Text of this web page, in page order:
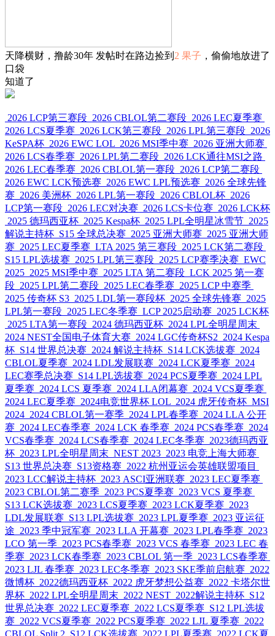
天降横财，撸龄30年 发帖时在路边捡到 2 果子 ，偷偷地放进了
口袋
知道了
2026 LCP第三赛段 2026 CBLOL第二赛段 2026 LEC夏季赛
2026 LCS夏季赛 2026 LCK第三赛段 2026 LPL第三赛段 2026
KeSPA杯 2026 EWC LOL 2026 MSI季中赛 2026 亚洲大师赛
2026 LCS春季赛 2026 LPL第二赛段 2026 LCK通往MSI之路
2026 LEC春季赛 2026 CBLOL第一赛段 2026 LCP第二赛段
2026 EWC LCK预选赛 2026 EWC LPL预选赛 2026 全球先锋
赛 2026 美洲杯 2026 LPL第一赛段 2026 CBLOL杯 2026
LCP第一赛段 2026 LEC对决赛 2026 LCS卡位赛 2026 LCK杯
2025 德玛西亚杯 2025 Kespa杯 2025 LPL全明星冰雪节 2025
解说主持杯 S15 全球总决赛 2025 亚洲大师赛 2025 亚洲大师
赛 2025 LEC夏季赛 LTA 2025 第三赛段 2025 LCK第二赛段
S15 LPL选拔赛 2025 LPL第三赛段 2025 LCP赛季决赛 EWC
2025 2025 MSI季中赛 2025 LTA 第二赛段 LCK 2025 第一赛
段 2025 LPL第二赛段 2025 LEC春季赛 2025 LCP 中赛季
2025 传奇杯 S3 2025 LDL第一赛段杯 2025 全球先锋赛 2025
LPL第一赛段 2025 LEC冬季赛 LCP 2025启动赛 2025 LCK杯
2025 LTA第一赛段 2024 德玛西亚杯 2024 LPL全明星周末
2024 NEST全国电子体育大赛 2024 LGC传奇杯S2 2024 Kespa
杯 S14 世界总决赛 2024 解说主持杯 S14 LCK选拔赛 2024
CBLOL夏季赛 2024 LDL发展联赛 2024 LCK夏季赛 2024
LEC赛季总决赛 S14 LPL选拔赛 2024 PCS夏季赛 2024 LPL
夏季赛 2024 LCS 夏季赛 2024 LLA闭幕赛 2024 VCS夏季赛
2024 LEC夏季赛 2024电竞世界杯 LOL 2024 虎牙传奇杯 MSI
2024 2024 CBLOL第一赛季 2024 LPL春季赛 2024 LLA 公开
赛 2024 LEC春季赛 2024 LCK 春季赛 2024 PCS春季赛 2024
VCS春季赛 2024 LCS春季赛 2024 LEC冬季赛 2023德玛西亚
杯 2023 LPL全明星周末 NEST 2023 2023 电竞上海大师赛
S13 世界总决赛 S13资格赛 2022 杭州亚运会英雄联盟项目
2023 LCC解说主持杯 2023 ASCI亚洲联赛 2023 LEC夏季赛
2023 CBLOL第二赛季 2023 PCS夏季赛 2023 VCS 夏季赛
S13 LCK选拔赛 2023 LCS夏季赛 2023 LCK夏季赛 2023
LDL发展联赛 S13 LPL选拔赛 2023 LPL夏季赛 2023 亚运征
途 2023 季中冠军赛 2023 LLA 开幕赛 2023 LPL春季赛 2023
LCO 第一季 2023 PCS春季赛 2023 VCS 春季赛 2023 LEC 春
季赛 2023 LCK春季赛 2023 CBLOL 第一季 2023 LCS春季赛
2023 LJL 春季赛 2023 LEC冬季赛 2023 SKE季前启航赛 2022
微博杯 2022德玛西亚杯 2022 虎牙梦想公益赛 2022 卡塔尔世
界杯 2022 LPL全明星周末 2022 NEST 2022解说主持杯 S12
世界总决赛 2022 LEC夏季赛 2022 LCS夏季赛 S12 LPL选拔
赛 2022 VCS夏季赛 2022 PCS夏季赛 2022 LJL 夏季赛 2022
CBLOL Split 2 S12 LCK选拔赛 2022 LPL夏季赛 2022 LCK夏